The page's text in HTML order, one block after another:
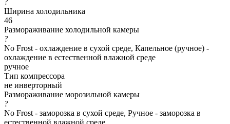
Ширина холодильника
46
Размораживание холодильной камеры
?
No Frost - охлаждение в сухой среде, Капельное (ручное) -
охлаждение в естественной влажной среде
ручное
Тип компрессора
не инверторный
Размораживание морозильной камеры
?
No Frost - заморозка в сухой среде, Ручное - заморозка в
естественной влажной среде